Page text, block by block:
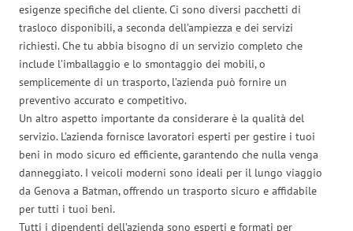
esigenze specifiche del cliente. Ci sono diversi pacchetti di
trasloco disponibili, a seconda dell’ampiezza e dei servizi
richiesti. Che tu abbia bisogno di un servizio completo che
include l’imballaggio e lo smontaggio dei mobili, o
semplicemente di un trasporto, l’azienda può fornire un
preventivo accurato e competitivo.
Un altro aspetto importante da considerare è la qualità del
servizio. L’azienda fornisce lavoratori esperti per gestire i tuoi
beni in modo sicuro ed efficiente, garantendo che nulla venga
danneggiato. I veicoli moderni sono ideali per il lungo viaggio
da Genova a Batman, offrendo un trasporto sicuro e affidabile
per tutti i tuoi beni.
Tutti i dipendenti dell’azienda sono esperti e formati per